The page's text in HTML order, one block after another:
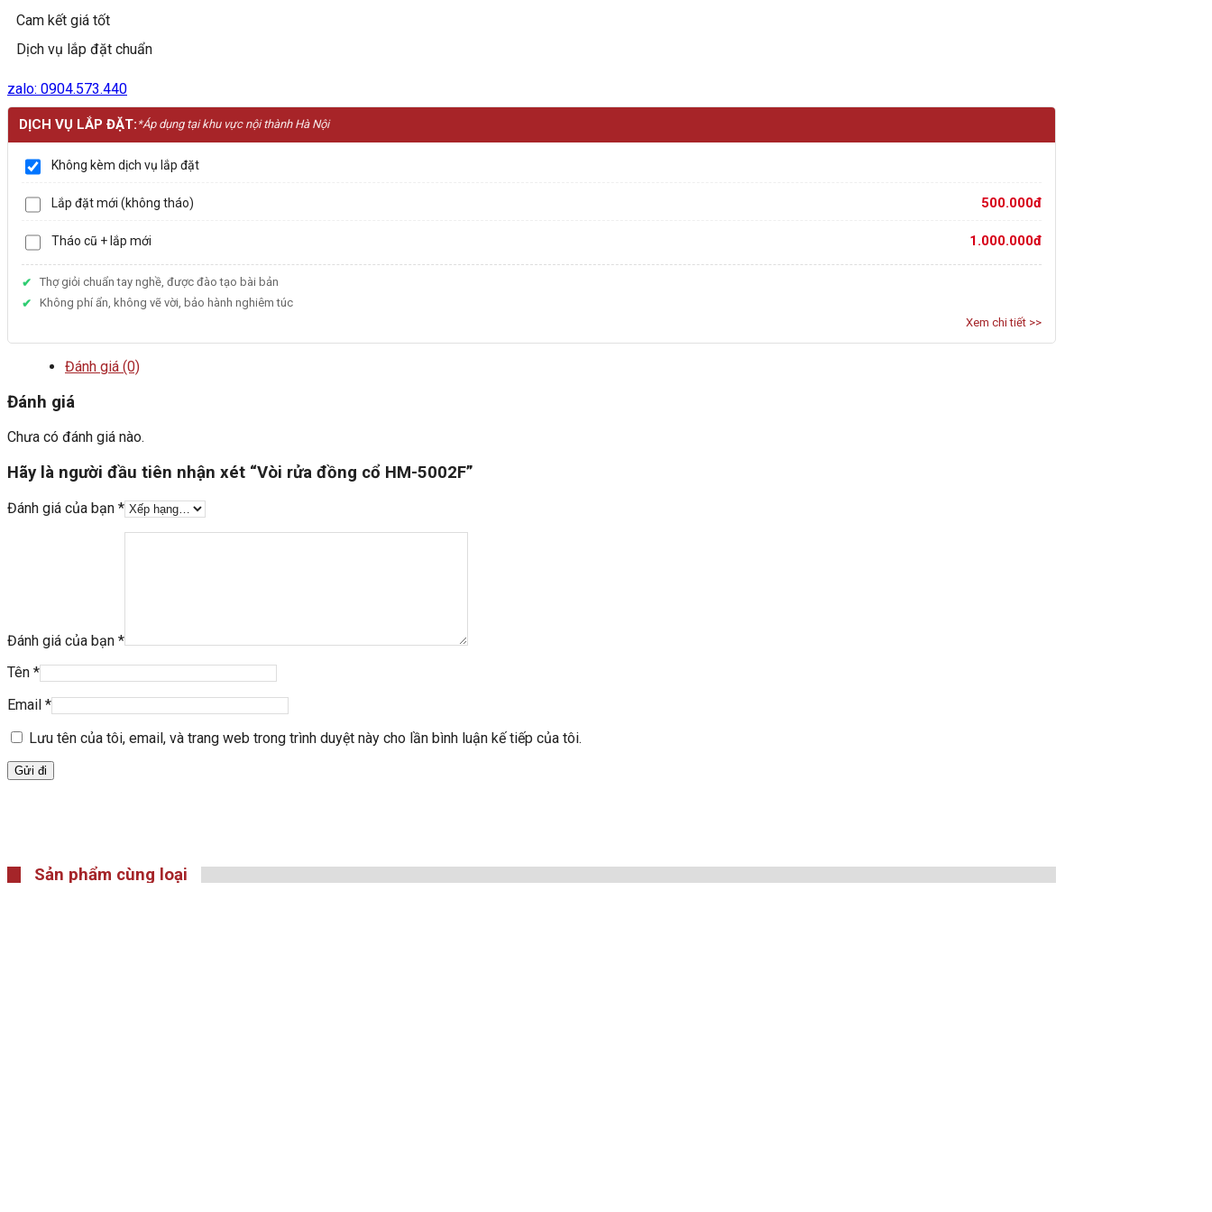
Cam kết giá tốt
Dịch vụ lắp đặt chuẩn
zalo: 0904.573.440
DỊCH VỤ LẮP ĐẶT: *Áp dụng tại khu vực nội thành Hà Nội
Không kèm dịch vụ lắp đặt
Lắp đặt mới (không tháo) 500.000đ
Tháo cũ + lắp mới 1.000.000đ
Thợ giỏi chuẩn tay nghề, được đào tạo bài bản
Không phí ẩn, không vẽ vời, bảo hành nghiêm túc
Xem chi tiết >>
Đánh giá (0)
Đánh giá
Chưa có đánh giá nào.
Hãy là người đầu tiên nhận xét “Vòi rửa đồng cổ HM-5002F”
Đánh giá của bạn *
Đánh giá của bạn *
Tên *
Email *
Lưu tên của tôi, email, và trang web trong trình duyệt này cho lần bình luận kế tiếp của tôi.
Sản phẩm cùng loại